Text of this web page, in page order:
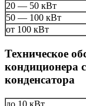
20 — 50 кВт
50 — 100 кВт
от 100 кВт
Техническое
кондиционера
конденсатора
до 10 кВт